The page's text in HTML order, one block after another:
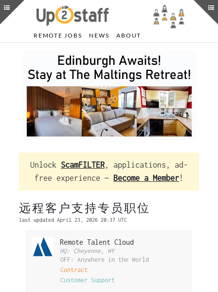
REMOTE JOBS NEWS ABOUT
Unlock ScamFILTER, applications, ad-
free experience — Become a Member!
远程客户支持专员职位
last updated April 23, 2026 20:37 UTC
Remote Talent Cloud
HQ: Cheyenne, WY
OFF: Anywhere in the World
Contract
Customer Support